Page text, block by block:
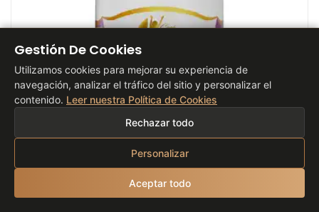
Gestión De Cookies
Utilizamos cookies para mejorar su experiencia de
navegación, analizar el tráfico del sitio y personalizar el
contenido. Leer nuestra Política de Cookies
Rechazar todo
Personalizar
Aceptar todo